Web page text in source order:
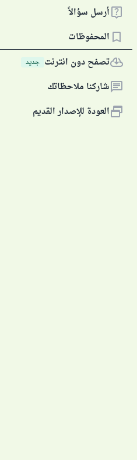
أرسل سؤالاً
المحفوظات
تصفح دون انترنت جديد
شاركنا ملاحظاتك
العودة للإصدار القديم